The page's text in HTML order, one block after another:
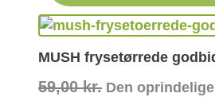
MUSH frysetørrede
59,00kr. Den